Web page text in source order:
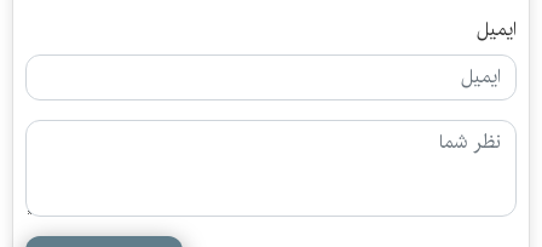
ایمیل